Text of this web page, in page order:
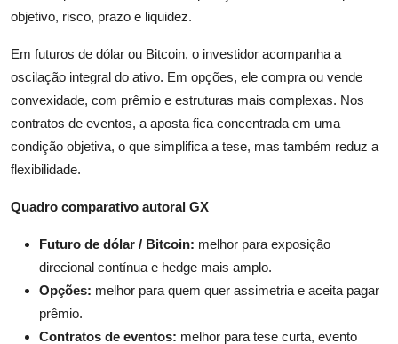
objetivo, risco, prazo e liquidez.
Em futuros de dólar ou Bitcoin, o investidor acompanha a
oscilação integral do ativo. Em opções, ele compra ou vende
convexidade, com prêmio e estruturas mais complexas. Nos
contratos de eventos, a aposta fica concentrada em uma
condição objetiva, o que simplifica a tese, mas também reduz a
flexibilidade.
Quadro comparativo autoral GX
Futuro de dólar / Bitcoin: melhor para exposição
direcional contínua e hedge mais amplo.
Opções: melhor para quem quer assimetria e aceita pagar
prêmio.
Contratos de eventos: melhor para tese curta, evento